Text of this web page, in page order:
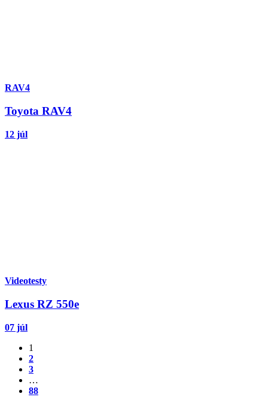
RAV4
Toyota RAV4
12 júl
Videotesty
Lexus RZ 550e
07 júl
1
2
3
…
88